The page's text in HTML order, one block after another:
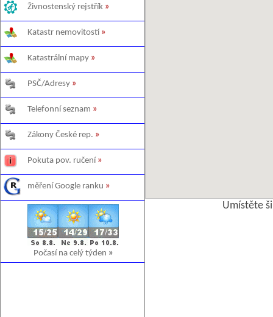
Živnostenský rejstřík »
Katastr nemovitostí »
Katastrální mapy »
PSČ/Adresy »
Telefonní seznam »
Zákony České rep. »
Pokuta pov. ručení »
měření Google ranku »
Počasí na celý týden »
Umístěte